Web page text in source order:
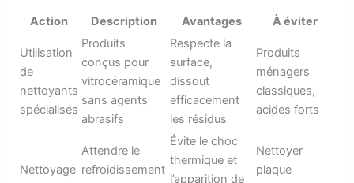
Action Description Avantages À éviter
Utilisation
de
nettoyants
spécialisés
Produits
conçus pour
vitrocéramique
sans agents
abrasifs
Respecte la
surface,
dissout
efficacement
les résidus
Produits
ménagers
classiques,
acides forts
Nettoyage
Attendre le
refroidissement
Évite le choc
thermique et
l’apparition de
Nettoyer
plaque